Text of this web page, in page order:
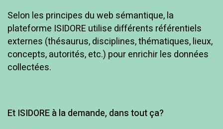
Selon les principes du web sémantique, la
plateforme ISIDORE utilise différents référentiels
externes (thésaurus, disciplines, thématiques, lieux,
concepts, autorités, etc.) pour enrichir les données
collectées.
Et ISIDORE à la demande, dans tout ça?